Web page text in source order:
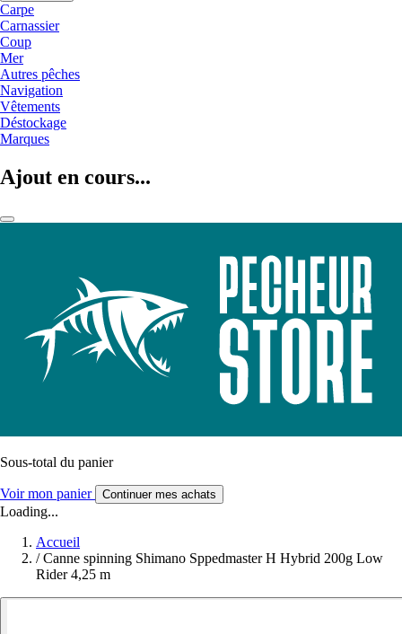
Carpe
Carnassier
Coup
Mer
Autres pêches
Navigation
Vêtements
Déstockage
Marques
Ajout en cours...
Sous-total du panier
Voir mon panier Continuer mes achats
Loading...
Accueil
/ Canne spinning Shimano Sppedmaster H Hybrid 200g Low
Rider 4,25 m